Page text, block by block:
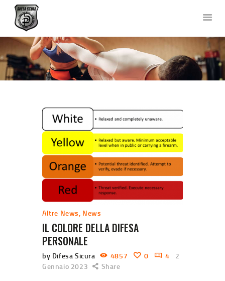
DIFESA SICURA KRAV MAGA
Corsi di Difesa Personale a Bergamo
HOME
CHI SIAMO
NEWS
FOTO E VIDEO
TEAM
COLLABORAZIONI
DOVE SIAMO
CONTATTACI
Altre News, News
IL COLORE DELLA DIFESA
PERSONALE
by Difesa Sicura 4857 0 4
2
Gennaio 2023
Share